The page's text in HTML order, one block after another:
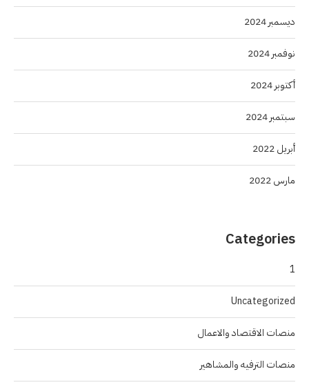
ديسمبر 2024
نوفمبر 2024
أكتوبر 2024
سبتمبر 2024
أبريل 2022
مارس 2022
Categories
1
Uncategorized
منصات الاقتصاد والاعمال
منصات الترفيه والمشاهير